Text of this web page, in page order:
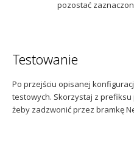
pozostać
Testowanie
Po przejściu opisanej
testowych. Skorzystaj z
żeby zadzwonić przez bramkę